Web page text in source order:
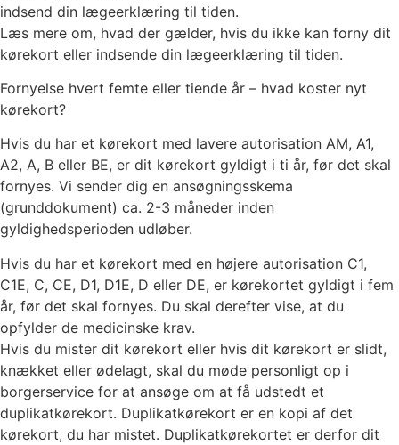
indsend din lægeerklæring til tiden.
Læs mere om, hvad der gælder, hvis du ikke kan forny dit
kørekort eller indsende din lægeerklæring til tiden.
Fornyelse hvert femte eller tiende år – hvad koster nyt
kørekort?
Hvis du har et kørekort med lavere autorisation AM, A1,
A2, A, B eller BE, er dit kørekort gyldigt i ti år, før det skal
fornyes. Vi sender dig en ansøgningsskema
(grunddokument) ca. 2-3 måneder inden
gyldighedsperioden udløber.
Hvis du har et kørekort med en højere autorisation C1,
C1E, C, CE, D1, D1E, D eller DE, er kørekortet gyldigt i fem
år, før det skal fornyes. Du skal derefter vise, at du
opfylder de medicinske krav.
Hvis du mister dit kørekort eller hvis dit kørekort er slidt,
knækket eller ødelagt, skal du møde personligt op i
borgerservice for at ansøge om at få udstedt et
duplikatkørekort. Duplikatkørekort er en kopi af det
kørekort, du har mistet. Duplikatkørekortet er derfor dit